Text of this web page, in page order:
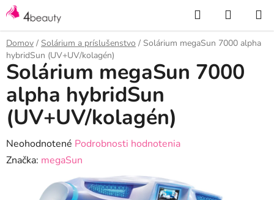
Prejsť
na
obsah
Hľadať
KOŠÍK
Domov / Solárium a príslušenstvo / Solárium megaSun 7000 alpha
hybridSun (UV+UV/kolagén)
Solárium megaSun 7000
alpha hybridSun
(UV+UV/kolagén)
Priemerné
hodnotenie
Neohodnotené Podrobnosti hodnotenia
Značka: megaSun